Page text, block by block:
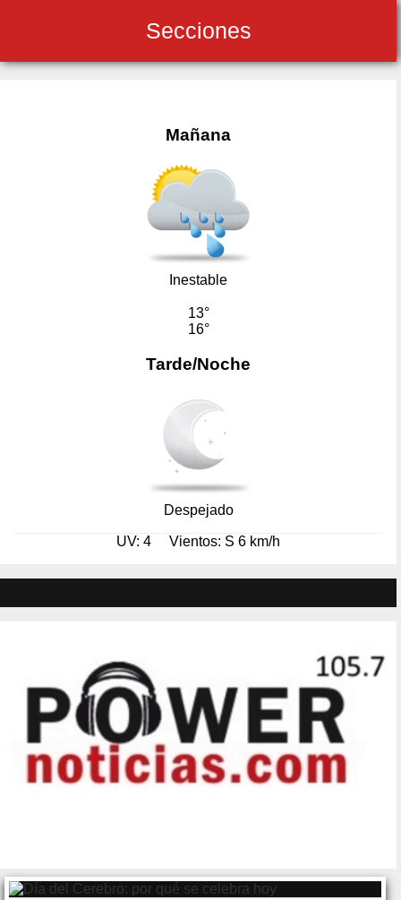
Secciones
Mañana
Inestable
13°
16°
Tarde/Noche
Despejado
UV: 4 Vientos: S 6 km/h